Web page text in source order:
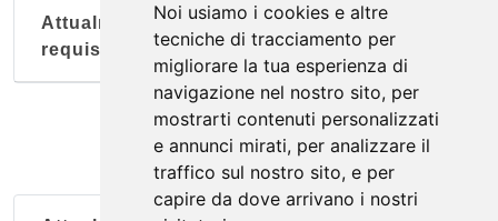
Noi usiamo i cookies e altre
tecniche di tracciamento per
migliorare la tua esperienza di
navigazione nel nostro sito, per
mostrarti contenuti personalizzati
e annunci mirati, per analizzare il
traffico sul nostro sito, e per
capire da dove arrivano i nostri
Attualmente nessun soggetto con questi
requisiti